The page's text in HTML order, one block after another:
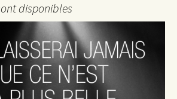
disponibles